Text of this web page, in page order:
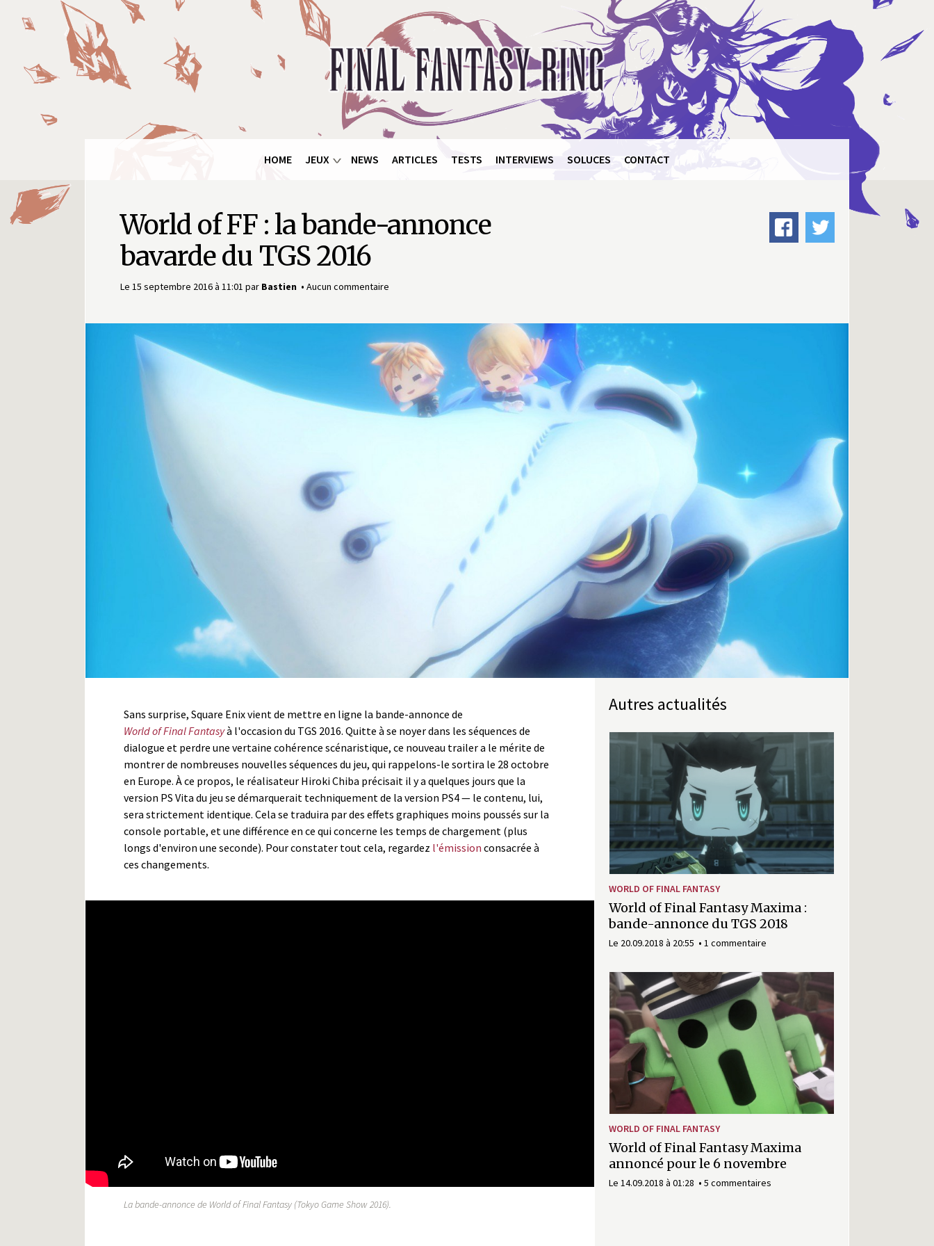
Final
Fantasy
Ring
HOME JEUX NEWS ARTICLES TESTS INTERVIEWS SOLUCES CONTACT
World of FF : la bande-annonce
bavarde du TGS 2016
Le 15 septembre 2016 à 11:01 par Bastien Aucun commentaire
Sans surprise, Square Enix vient de mettre en ligne la bande-annonce de
World of Final Fantasyà l'occasion du TGS 2016. Quitte à se noyer dans les séquences de
dialogue et perdre une vertaine cohérence scénaristique, ce nouveau trailer a le mérite de
montrer de nombreuses nouvelles séquences du jeu, qui rappelons-le sortira le 28 octobre
en Europe. À ce propos, le réalisateur Hiroki Chiba précisait il y a quelques jours que la
version PS Vita du jeu se démarquerait techniquement de la version PS4 — le contenu, lui,
sera strictement identique. Cela se traduira par des effets graphiques moins poussés sur la
console portable, et une différence en ce qui concerne les temps de chargement (plus
longs d'environ une seconde). Pour constater tout cela, regardez l'émission consacrée à
ces changements.
La bande-annonce de World of Final Fantasy (Tokyo Game Show 2016).
Autres actualités
WORLD OF FINAL FANTASY
World of Final Fantasy Maxima :
bande-annonce du TGS 2018
Le 20.09.2018 à 20:55 1 commentaire
WORLD OF FINAL FANTASY
World of Final Fantasy Maxima
annoncé pour le 6 novembre
Le 14.09.2018 à 01:28 5 commentaires
Panneau de gestion des cookies